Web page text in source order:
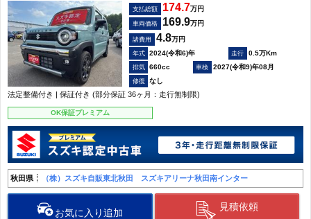
支払総額 174.7万円
車両価格 169.9万円
諸費用 4.8万円
2024(令和6)年
0.5万Km
660cc
2027(令和9)年08月
なし
法定整備付き | 保証付き (部分保証 36ヶ月：走行無制限)
OK保証プレミアム
秋田県 （株）スズキ自販東北秋田 スズキアリーナ秋田南インター
お気に入り追加
見積依頼